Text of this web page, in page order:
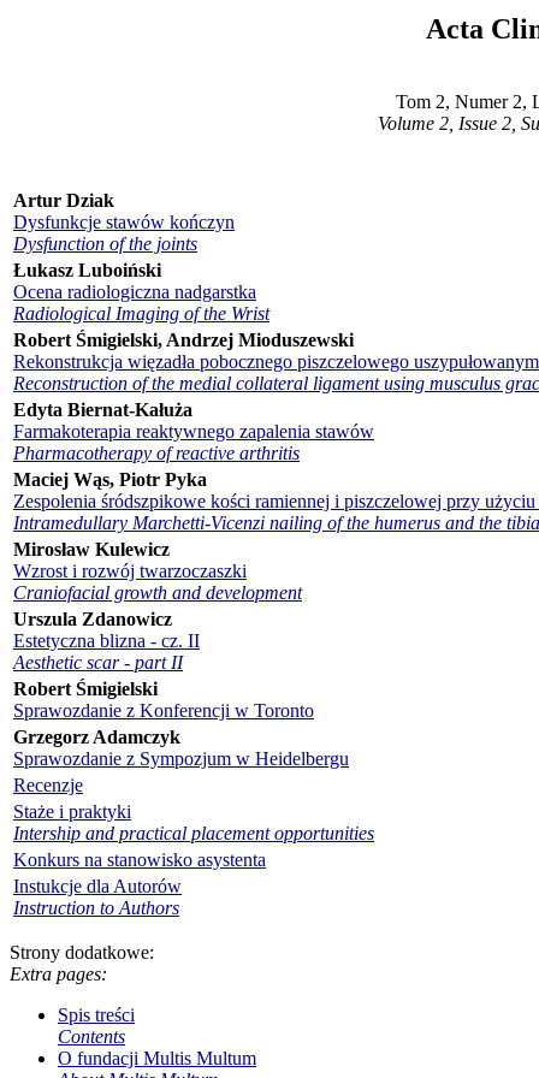
Acta
Tom 2, Numer 2,
Volume 2, Issue 2,
Artur Dziak
Dysfunkcje stawów kończyn
Dysfunction of the joints
Łukasz Luboiński
Ocena radiologiczna nadgarstka
Radiological Imaging of the Wrist
Robert Śmigielski, Andrzej Mioduszewski
Rekonstrukcja więzadła pobocznego piszczelowego
Reconstruction of the medial collateral ligament using musculus
Edyta Biernat-Kałuża
Farmakoterapia reaktywnego zapalenia stawów
Pharmacotherapy of reactive arthritis
Maciej Wąs, Piotr Pyka
Zespolenia śródszpikowe kości ramiennej i piszczelowej przy
Intramedullary Marchetti-Vicenzi nailing of the humerus and the
Mirosław Kulewicz
Wzrost i rozwój twarzoczaszki
Craniofacial growth and development
Urszula Zdanowicz
Estetyczna blizna - cz. II
Aesthetic scar - part II
Robert Śmigielski
Sprawozdanie z Konferencji w Toronto
Grzegorz Adamczyk
Sprawozdanie z Sympozjum w Heidelbergu
Recenzje
Staże i praktyki
Intership and practical placement opportunities
Konkurs na stanowisko asystenta
Instukcje dla Autorów
Instruction to Authors
Strony dodatkowe:
Extra pages:
Spis treści
Contents
O fundacji Multis Multum